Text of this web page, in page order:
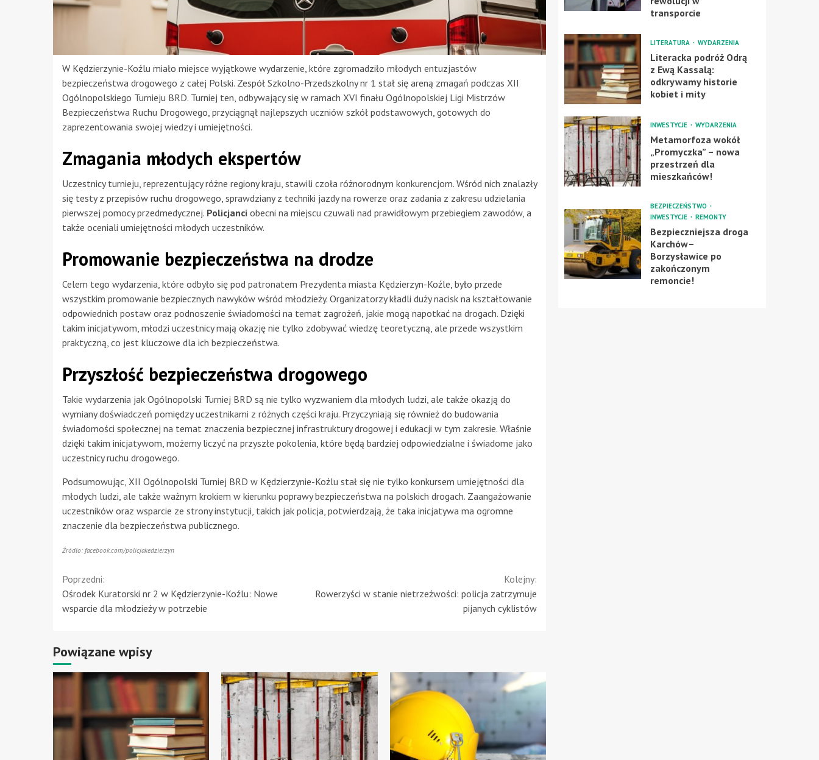
W Kędzierzynie-Koźlu miało miejsce wyjątkowe wydarzenie, które zgromadziło młodych entuzjastów
bezpieczeństwa drogowego z całej Polski. Zespół Szkolno-Przedszkolny nr 1 stał się areną zmagań podczas XII
Ogólnopolskiego Turnieju BRD. Turniej ten, odbywający się w ramach XVI finału Ogólnopolskiej Ligi Mistrzów
Bezpieczeństwa Ruchu Drogowego, przyciągnął najlepszych uczniów szkół podstawowych, gotowych do
zaprezentowania swojej wiedzy i umiejętności.
Zmagania młodych ekspertów
Uczestnicy turnieju, reprezentujący różne regiony kraju, stawili czoła różnorodnym konkurencjom. Wśród nich znalazły
się testy z przepisów ruchu drogowego, sprawdziany z techniki jazdy na rowerze oraz zadania z zakresu udzielania
pierwszej pomocy przedmedycznej. Policjanci obecni na miejscu czuwali nad prawidłowym przebiegiem zawodów, a
także oceniali umiejętności młodych uczestników.
Promowanie bezpieczeństwa na drodze
Celem tego wydarzenia, które odbyło się pod patronatem Prezydenta miasta Kędzierzyn-Koźle, było przede
wszystkim promowanie bezpiecznych nawyków wśród młodzieży. Organizatorzy kładli duży nacisk na kształtowanie
odpowiednich postaw oraz podnoszenie świadomości na temat zagrożeń, jakie mogą napotkać na drogach. Dzięki
takim inicjatywom, młodzi uczestnicy mają okazję nie tylko zdobywać wiedzę teoretyczną, ale przede wszystkim
praktyczną, co jest kluczowe dla ich bezpieczeństwa.
Przyszłość bezpieczeństwa drogowego
Takie wydarzenia jak Ogólnopolski Turniej BRD są nie tylko wyzwaniem dla młodych ludzi, ale także okazją do
wymiany doświadczeń pomiędzy uczestnikami z różnych części kraju. Przyczyniają się również do budowania
świadomości społecznej na temat znaczenia bezpiecznej infrastruktury drogowej i edukacji w tym zakresie. Właśnie
dzięki takim inicjatywom, możemy liczyć na przyszłe pokolenia, które będą bardziej odpowiedzialne i świadome jako
uczestnicy ruchu drogowego.
Podsumowując, XII Ogólnopolski Turniej BRD w Kędzierzynie-Koźlu stał się nie tylko konkursem umiejętności dla
młodych ludzi, ale także ważnym krokiem w kierunku poprawy bezpieczeństwa na polskich drogach. Zaangażowanie
uczestników oraz wsparcie ze strony instytucji, takich jak policja, potwierdzają, że taka inicjatywa ma ogromne
znaczenie dla bezpieczeństwa publicznego.
Źródło: facebook.com/policjakedzierzyn
Continue
Reading
Poprzedni:
Ośrodek Kuratorski nr 2 w Kędzierzynie-Koźlu: Nowe
wsparcie dla młodzieży w potrzebie
Kolejny:
Rowerzyści w stanie nietrzeźwości: policja zatrzymuje
pijanych cyklistów
Powiązane wpisy
transporcie
LITERATURA WYDARZENIA
Literacka podróż Odrą
z Ewą Kassalą:
odkrywamy historie
kobiet i mity
INWESTYCJE WYDARZENIA
Metamorfoza wokół
„Promyczka” – nowa
przestrzeń dla
mieszkańców!
BEZPIECZEŃSTWO
INWESTYCJE
REMONTY
Bezpieczniejsza droga
Karchów–
Borzysławice po
zakończonym
remoncie!